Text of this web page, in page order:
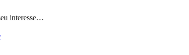
interesse…